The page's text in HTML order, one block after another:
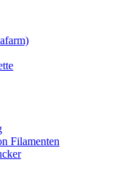
Filamenten